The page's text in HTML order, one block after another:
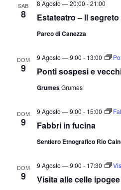
SAB
8 Estateatro – Il
8 Agosto — 20:00 -21:00
Parco di Canezza
DOM
9 Ponti sospesi e
9 Agosto — 9:00 - 13:00
GrumesGrumes
DOM
9 Fabbri in fucina
9 Agosto — 9:00 - 15:00
Sentiero Etnografico Rio
DOM
9 Visita alle celle
9 Agosto — 9:00 - 17:30